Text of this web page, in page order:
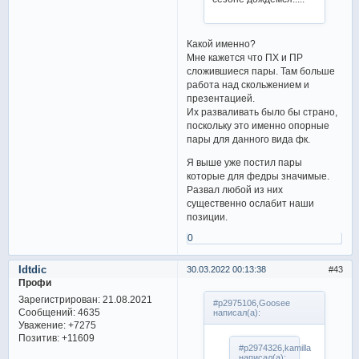
Какой именно?
Мне кажется что ПХ и ПР
сложившиеся пары. Там больше
работа над скольжением и
презентацией.
Их разваливать было бы страно,
поскольку это именно опорные
пары для данного вида фк.
Я выше уже постил пары
которые для федры значимые.
Развал любой из них
существенно ослабит наши
позиции.
0
43
30.03.2022 00:13:38
Idtdic
Профи
Зарегистрирован: 21.08.2021
Сообщений:4635
Уважение: +7275
Позитив: +11609
#p2975106,Goosee
написал(а):
#p2974326,kamilla